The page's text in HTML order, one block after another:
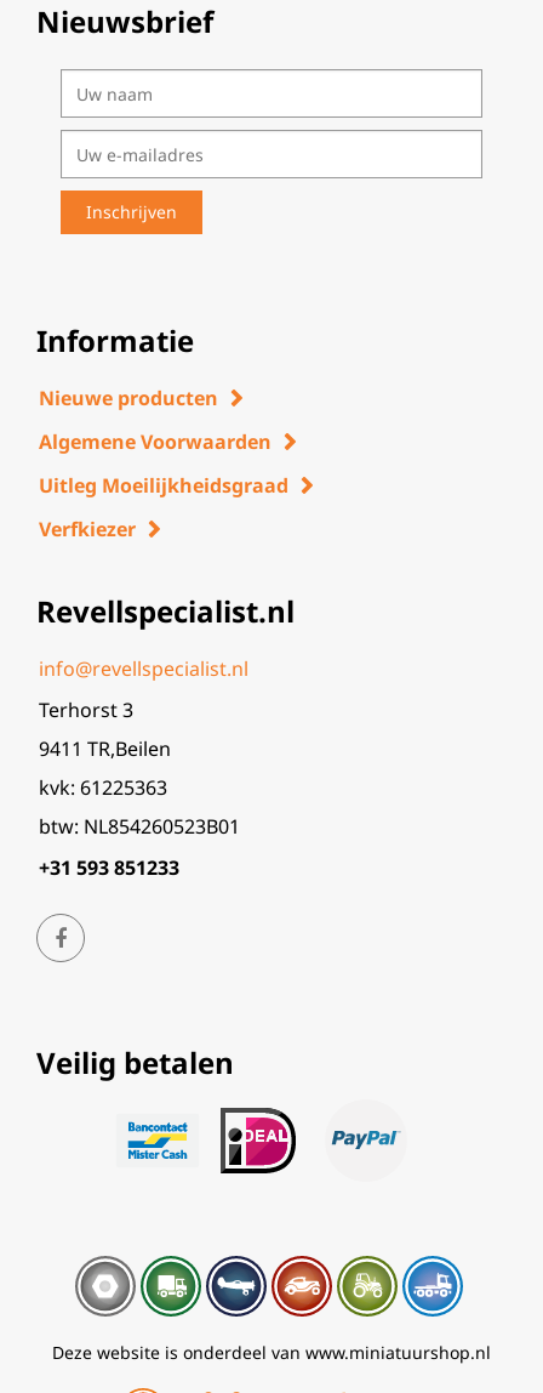
Nieuwsbrief
Informatie
Nieuwe producten
Algemene Voorwaarden
Uitleg Moeilijkheidsgraad
Verfkiezer
Revellspecialist.nl
info@revellspecialist.nl
Terhorst 3
9411 TR,Beilen
kvk: 61225363
btw: NL854260523B01
+31 593 851233
Veilig betalen
Deze website is onderdeel van www.miniatuurshop.nl